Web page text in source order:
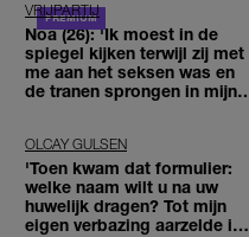
VRIJPARTIJ
Noa (26): 'Ik moest in de
spiegel kijken terwijl zij met
me aan het seksen was en
de tranen sprongen in mijn
OLCAY GULSEN
'Toen kwam dat formulier:
welke naam wilt u na uw
huwelijk dragen? Tot mijn
eigen verbazing aarzelde ik